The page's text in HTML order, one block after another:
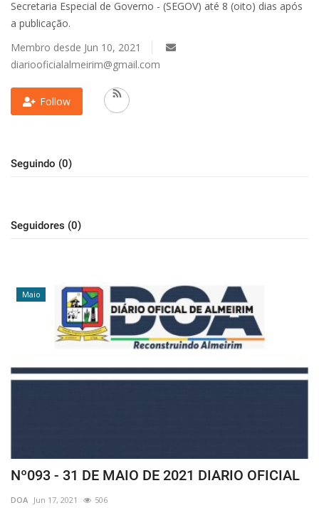
Secretaria Especial de Governo - (SEGOV) até 8 (oito) dias após
a publicação.
Membro desde Jun 10, 2021
diariooficialalmeirim@gmail.com
Follow
Seguindo (0)
Seguidores (0)
Maio
Nº093 - 31 DE MAIO DE 2021 DIARIO OFICIAL
DOA Jun 17, 2021 506